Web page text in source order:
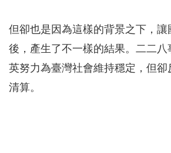
但卻也是因為這樣的背景之下，讓
後，產生了不一樣的結果。二二
英努力為臺灣社會維持穩定，但
清算。